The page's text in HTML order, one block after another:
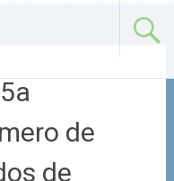
de
de